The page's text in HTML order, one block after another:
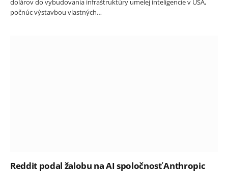
počnúc výstavbou vlastných…
Reddit podal žalobu na AI spoločnosť Anthropic